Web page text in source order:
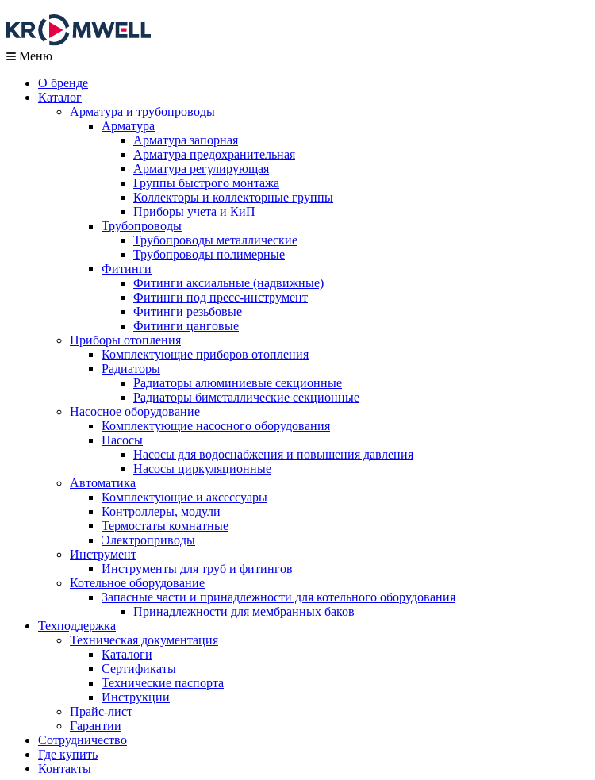
Меню
О бренде
Каталог
Арматура и трубопроводы
Арматура
Арматура запорная
Арматура предохранительная
Арматура регулирующая
Группы быстрого монтажа
Коллекторы и коллекторные группы
Приборы учета и КиП
Трубопроводы
Трубопроводы металлические
Трубопроводы полимерные
Фитинги
Фитинги аксиальные (надвижные)
Фитинги под пресс-инструмент
Фитинги резьбовые
Фитинги цанговые
Приборы отопления
Комплектующие приборов отопления
Радиаторы
Радиаторы алюминиевые секционные
Радиаторы биметаллические секционные
Насосное оборудование
Комплектующие насосного оборудования
Насосы
Насосы для водоснабжения и повышения давления
Насосы циркуляционные
Автоматика
Комплектующие и аксессуары
Контроллеры, модули
Термостаты комнатные
Электроприводы
Инструмент
Инструменты для труб и фитингов
Котельное оборудование
Запасные части и принадлежности для котельного оборудования
Принадлежности для мембранных баков
Техподдержка
Техническая документация
Каталоги
Сертификаты
Технические паспорта
Инструкции
Прайс-лист
Гарантии
Сотрудничество
Где купить
Контакты